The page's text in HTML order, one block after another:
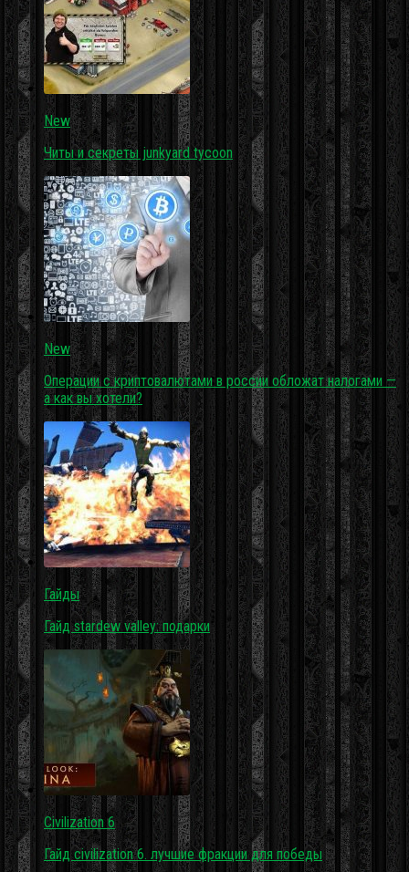
New
Читы и секреты junkyard tycoon
New
Операции с криптовалютами в россии обложат налогами —
а как вы хотели?
Гайды
Гайд stardew valley: подарки
Civilization 6
Гайд civilization 6. лучшие фракции для победы